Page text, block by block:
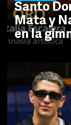
Santo
Mata y
en la